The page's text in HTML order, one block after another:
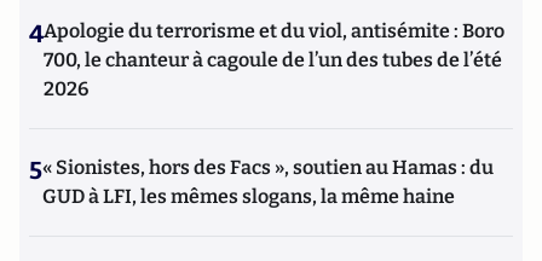
4Apologie du terrorisme et du viol, antisémite : Boro
700, le chanteur à cagoule de l’un des tubes de l’été
2026
5« Sionistes, hors des Facs », soutien au Hamas : du
GUD à LFI, les mêmes slogans, la même haine